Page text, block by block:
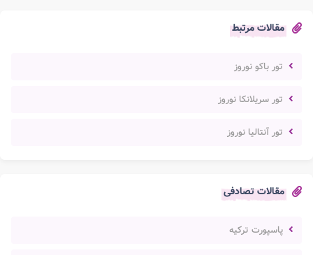
مقالات مرتبط
تور باکو نوروز
تور سریلانکا نوروز
تور آنتالیا نوروز
مقالات تصادفی
پاسپورت ترکیه